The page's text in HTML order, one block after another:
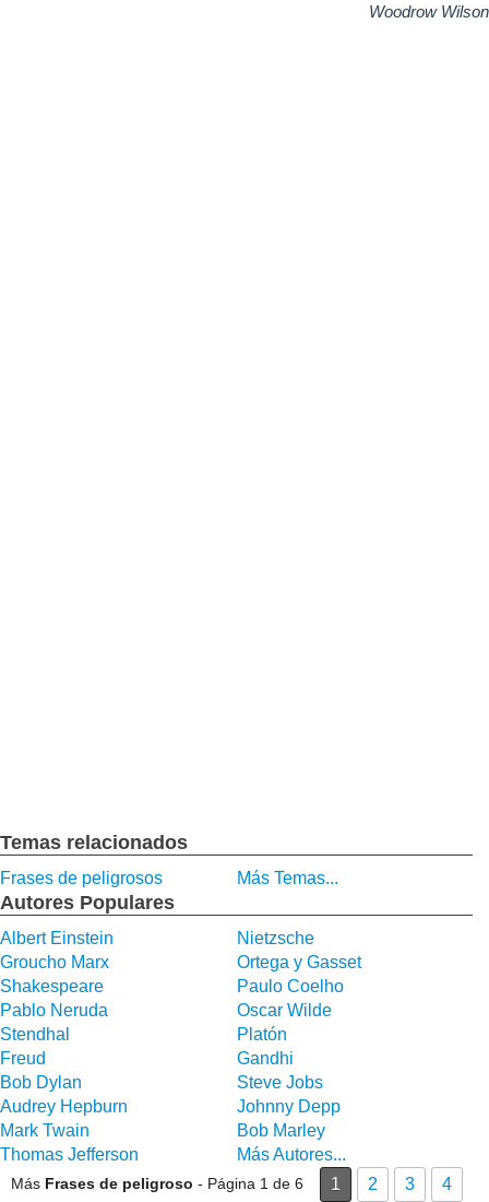
Woodrow Wilson
Temas relacionados
Frases de peligrosos Más Temas...
Autores Populares
Albert Einstein
Nietzsche
Groucho Marx
Ortega y Gasset
Shakespeare
Paulo Coelho
Pablo Neruda
Oscar Wilde
Stendhal
Platón
Freud
Gandhi
Bob Dylan
Steve Jobs
Audrey Hepburn
Johnny Depp
Mark Twain
Bob Marley
Thomas Jefferson
Más Autores...
Más Frases de peligroso - Página 1 de 6 1 2 3 4